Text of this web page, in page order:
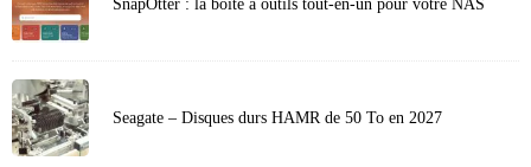
SnapOtter : la boîte à outils tout-en-un pour votre NAS
Seagate – Disques durs HAMR de 50 To en 2027